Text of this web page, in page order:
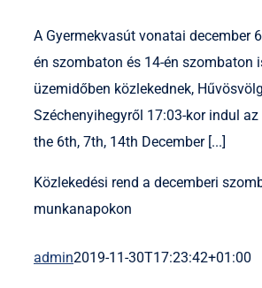
A Gyermekvasút vonatai december
én szombaton és 14-én szombaton
üzemidőben közlekednek,
Széchenyihegyről 17:03-kor indul
the 6th, 7th, 14th December [...]
Közlekedési rend a decemberi
munkanapokon
admin2019-11-30T17:23:42+01:00